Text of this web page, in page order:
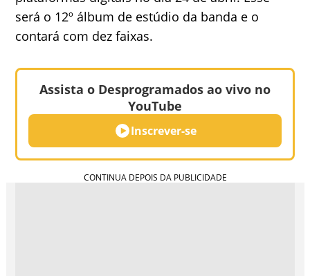
será o 12º álbum de estúdio da banda e o
contará com dez faixas.
Assista o Desprogramados ao vivo no
YouTube
Inscrever-se